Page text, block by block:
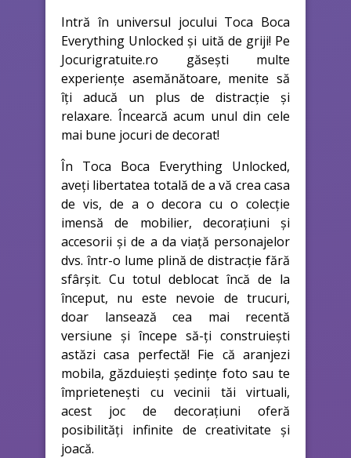
Intră în universul jocului Toca Boca
Everything Unlocked și uită de griji! Pe
Jocurigratuite.ro găsești multe
experiențe asemănătoare, menite să
îți aducă un plus de distracție și
relaxare. Încearcă acum unul din cele
mai bune jocuri de decorat!
În Toca Boca Everything Unlocked,
aveți libertatea totală de a vă crea casa
de vis, de a o decora cu o colecție
imensă de mobilier, decorațiuni și
accesorii și de a da viață personajelor
dvs. într-o lume plină de distracție fără
sfârșit. Cu totul deblocat încă de la
început, nu este nevoie de trucuri,
doar lansează cea mai recentă
versiune și începe să-ți construiești
astăzi casa perfectă! Fie că aranjezi
mobila, găzduiești ședințe foto sau te
împrietenești cu vecinii tăi virtuali,
acest joc de decorațiuni oferă
posibilități infinite de creativitate și
joacă.